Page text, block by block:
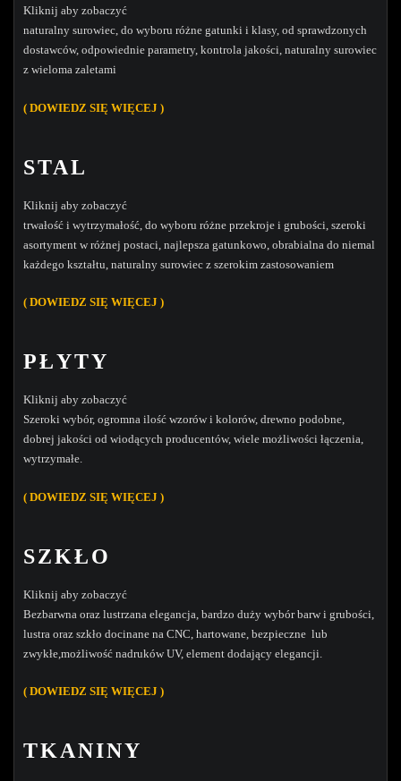
Kliknij aby zobaczyć
naturalny surowiec, do wyboru różne gatunki i klasy, od sprawdzonych
dostawców, odpowiednie parametry, kontrola jakości, naturalny surowiec
z wieloma zaletami
( DOWIEDZ SIĘ WIĘCEJ )
STAL
Kliknij aby zobaczyć
trwałość i wytrzymałość, do wyboru różne przekroje i grubości, szeroki
asortyment w różnej postaci, najlepsza gatunkowo, obrabialna do niemal
każdego kształtu, naturalny surowiec z szerokim zastosowaniem
( DOWIEDZ SIĘ WIĘCEJ )
PŁYTY
Kliknij aby zobaczyć
Szeroki wybór, ogromna ilość wzorów i kolorów, drewno podobne,
dobrej jakości od wiodących producentów, wiele możliwości łączenia,
wytrzymałe.
( DOWIEDZ SIĘ WIĘCEJ )
SZKŁO
Kliknij aby zobaczyć
Bezbarwna oraz lustrzana elegancja, bardzo duży wybór barw i grubości,
lustra oraz szkło docinane na CNC, hartowane, bezpieczne lub
zwykłe,możliwość nadruków UV, element dodający elegancji.
( DOWIEDZ SIĘ WIĘCEJ )
TKANINY